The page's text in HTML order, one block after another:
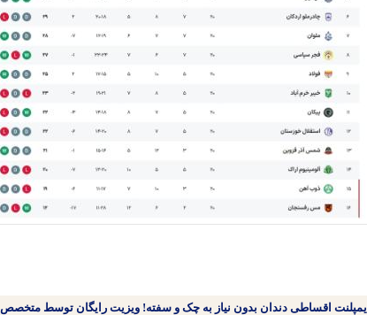
ایمپلنت اقساطی دندان بدون نیاز به چک و سفته! ویزیت رایگان توسط متخصص